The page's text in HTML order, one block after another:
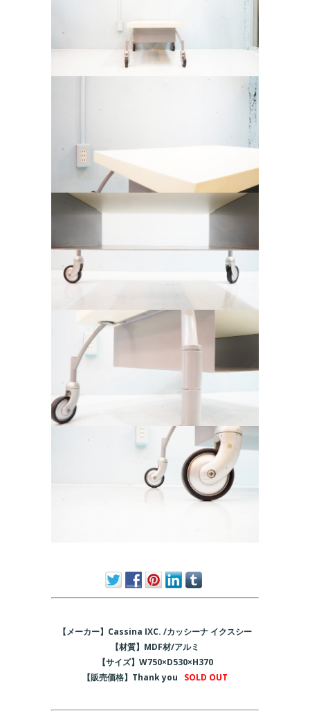
【メーカー】Cassina IXC. /カッシーナ イクスシー
【材質】MDF材/アルミ
【サイズ】 W750×D530×H370
【販売価格】 Thank you SOLD OUT